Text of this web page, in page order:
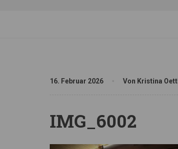
16. Februar 2026 Von Kristina Oettl
IMG_6002